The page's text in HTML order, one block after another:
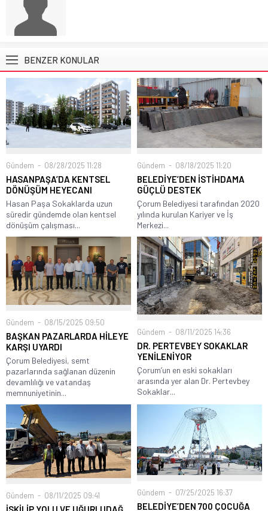
BENZER KONULAR
Gündem 08/28/2025 11:28
HASANPAŞA’DA KENTSEL
DÖNÜŞÜM HEYECANI
Hasan Paşa Sokaklarda uzun
süredir gündemde olan kentsel
dönüşüm çalışması...
Gündem 08/18/2025 11:20
BELEDİYE’DEN İSTİHDAMA
GÜÇLÜ DESTEK
Çorum Belediyesi tarafından 2020
yılında kurulan Kariyer ve İş
Merkezi...
Gündem 08/15/2025 09:50
BAŞKAN PAZARLARDA HİLEYE
KARŞI UYARDI
Çorum Belediyesi, semt
pazarlarında sağlanan düzenin
devamlılığı ve vatandaş
memnuniyetinin...
Gündem 08/11/2025 14:36
DR. PERTEVBEY SOKAKLAR
YENİLENİYOR
Çorum’un en eski sokakları
arasında yer alan Dr. Pertevbey
Sokaklar...
Gündem 08/11/2025 09:41 Gündem 07/25/2025 16:37
BELEDİYE’DEN 700 ÇOCUĞA